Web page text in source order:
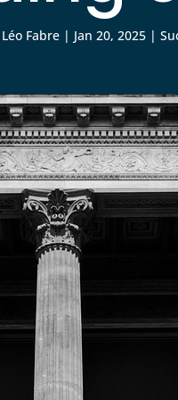
Léo Fabre| Jan 20, 2025|